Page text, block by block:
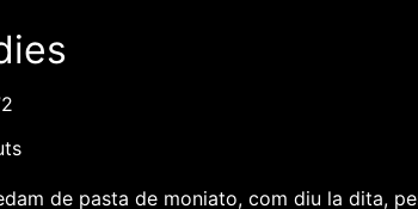
de pasta de moniato, com diu la dita,